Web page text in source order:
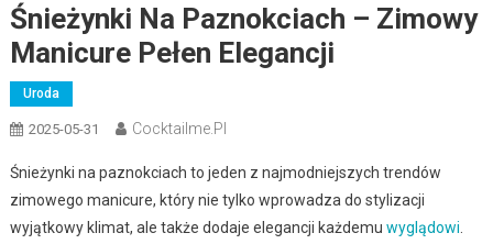
Śnieżynki Na Paznokciach – Zimowy
Manicure Pełen Elegancji
Uroda
2025-05-31 Cocktailme.pl
Śnieżynki na paznokciach to jeden z najmodniejszych trendów
zimowego manicure, który nie tylko wprowadza do stylizacji
wyjątkowy klimat, ale także dodaje elegancji każdemu wyglądowi